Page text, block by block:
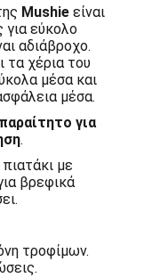
Mushie είναι
για εύκολο
αδιάβροχο.
τα χέρια του
μέσα και
μέσα.
για
.
με
βρεφικά
τροφίμων.